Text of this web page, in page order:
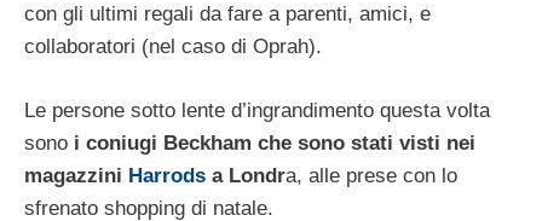
con gli ultimi regali da fare a parenti, amici, e
collaboratori (nel caso di Oprah).
Le persone sotto lente d’ingrandimento questa volta
sono i coniugi Beckham che sono stati visti nei
magazzini Harrods a Londra, alle prese con lo
sfrenato shopping di natale.